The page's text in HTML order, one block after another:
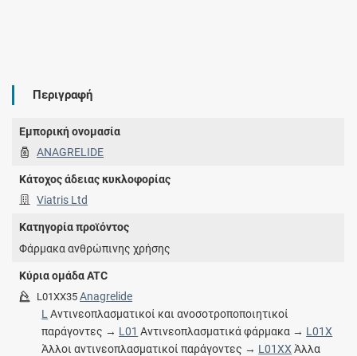
Περιγραφή
Εμπορική ονομασία
ANAGRELIDE
Κάτοχος άδειας κυκλοφορίας
Viatris Ltd
Κατηγορία προϊόντος
Φάρμακα ανθρώπινης χρήσης
Κύρια ομάδα ATC
L01XX35 Anagrelide
L Αντινεοπλασματικοί και ανοσοτροποποιητικοί
παράγοντες → L01 Αντινεοπλασματικά φάρμακα → L01X
Άλλοι αντινεοπλασματικοί παράγοντες → L01XX Άλλα